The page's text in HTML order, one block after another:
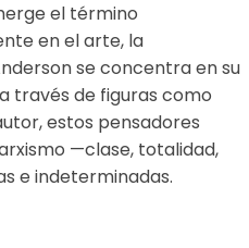
el término
en el arte, la
se concentra en su
través de figuras como
estos pensadores
—clase, totalidad,
e indeterminadas.